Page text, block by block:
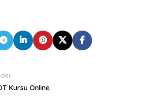
Kursu Online